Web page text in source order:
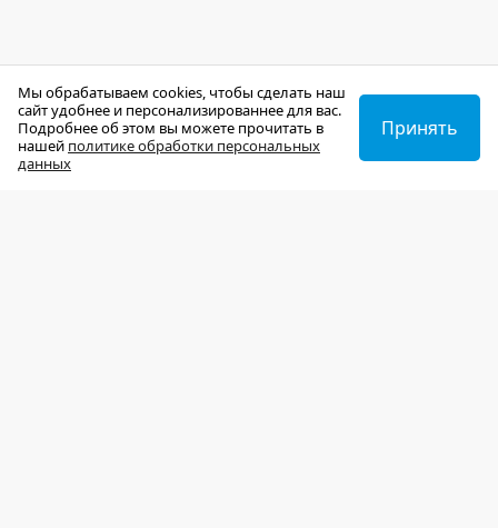
Мы обрабатываем cookies, чтобы сделать наш
сайт удобнее и персонализированнее для вас.
Подробнее об этом вы можете прочитать в
нашей политике обработки персональных
данных
Принять